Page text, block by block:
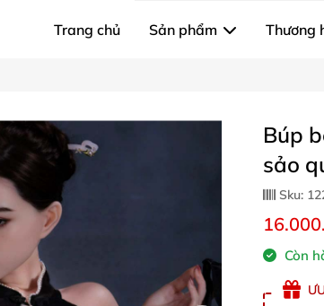
Trang chủ Sản phẩm Thương
Búp
sảo
Sku:
Còn